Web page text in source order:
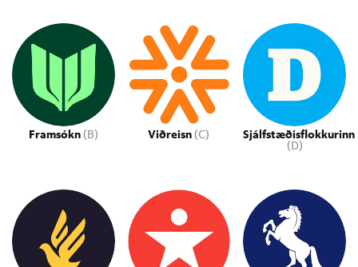
Framsókn (B) Viðreisn (C) Sjálfstæðisflokkurinn
(D)